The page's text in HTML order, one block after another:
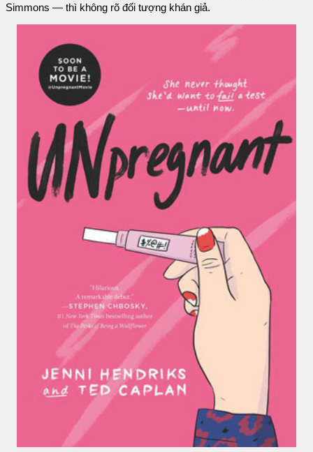
Simmons — thì không rõ đối tượng khán giả.